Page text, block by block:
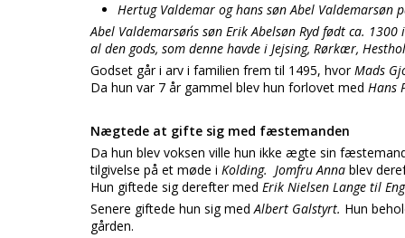
Hertug Valdemar og hans søn Abel
Abel Valdemarsøn´s søn Erik Abelsøn Ryd født ca.
al den gods, som denne havde i Jejsing, Rørkær,
Godset går i arv i familien frem til 1495, hvorMads
Da hun var 7 år gammel blev hun forlovet med Hans
Nægtede at gifte sig med fæstemanden
Da hun blev voksen ville hun ikke ægte sin
tilgivelse på et møde i Kolding. Jomfru Anna blev
Hun giftede sig derefter med Erik Nielsen Lange til
Senere giftede hun sig medAlbert Galstyrt. Hun
gården.